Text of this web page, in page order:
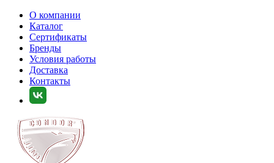
О компании
Каталог
Сертификаты
Бренды
Условия работы
Доставка
Контакты